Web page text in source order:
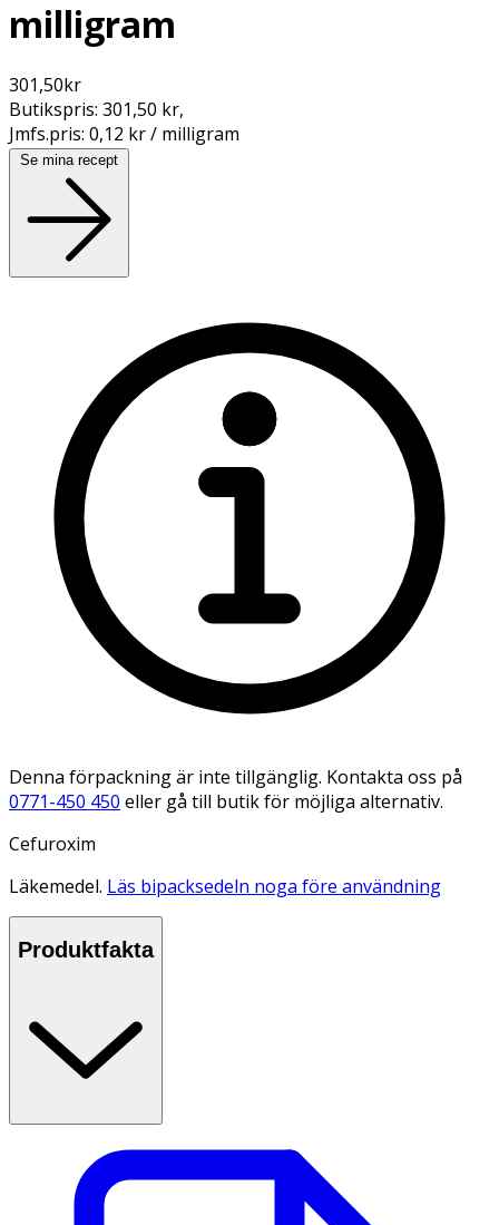
milligram
301,50kr
Butikspris: 301,50 kr,
Jmfs.pris: 0,12 kr / milligram
Se mina recept
Denna förpackning är inte tillgänglig. Kontakta oss på
0771-450 450 eller gå till butik för möjliga alternativ.
Cefuroxim
Läkemedel. Läs bipacksedeln noga före användning
Produktfakta